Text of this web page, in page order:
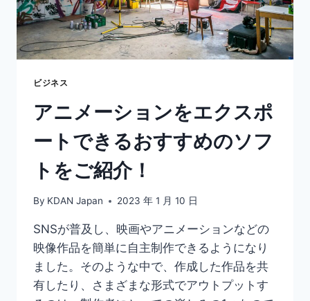
容・
転
職・
平
を
底
解
説！
ビジネス
アニメーションをエクスポ
ートできるおすすめのソフ
トをご紹介！
By KDAN Japan 2023 年 1 月 10 日
SNSが普及し、映画やアニメーションなどの
映像作品を簡単に自主制作できるようになり
ました。そのような中で、作成した作品を共
有したり、さまざまな形式でアウトプットす